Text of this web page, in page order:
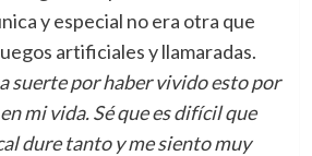
y especial no era otra que
artificiales y llamaradas.
suerte por haber vivido esto por
mi vida. Sé que es difícil que
dure tanto y me siento muy